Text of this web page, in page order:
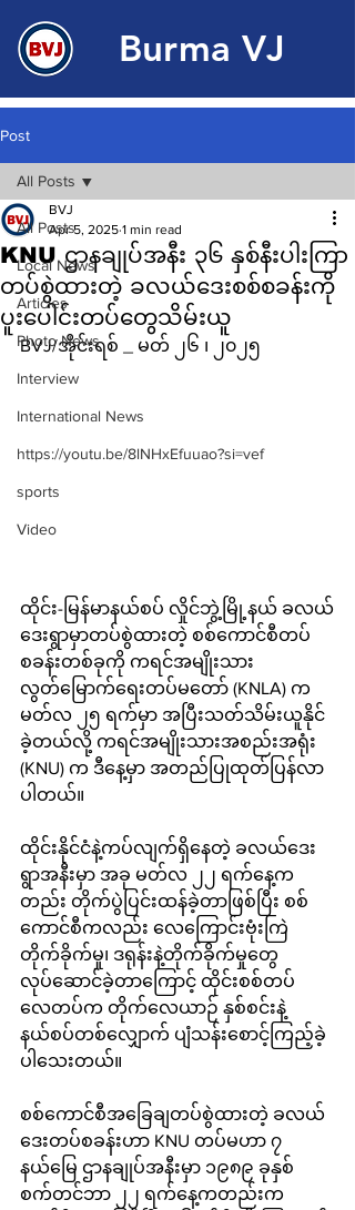
Burma VJ
Post
All Posts
Local News
Articles
Photo News
Interview
International News
https://youtu.be/8lNHxEfuuao?si=vef
sports
Video
All Posts
KNU ဌာနချုပ်အနီး ၃၆ နှစ်နီးပါးကြာ
တပ်စွဲထားတဲ့ ခလယ်ဒေးစစ်စခန်းကို
ပူးပေါင်းတပ်တွေသိမ်းယူ
BVJ
Apr 5, 2025 1 min read
BVJ/အိုင်းရစ် _ မတ် ၂၆ ၊ ၂၀၂၅
ထိုင်း-မြန်မာနယ်စပ် လှိုင်ဘွဲ့မြို့နယ် ခလယ်
ဒေးရွာမှာတပ်စွဲထားတဲ့ စစ်ကောင်စီတပ်
စခန်းတစ်ခုကို ကရင်အမျိုးသား
လွတ်မြောက်ရေးတပ်မတော် (KNLA) က
မတ်လ ၂၅ ရက်မှာ အပြီးသတ်သိမ်းယူနိုင်
ခဲ့တယ်လို့ ကရင်အမျိုးသားအစည်းအရုံး
(KNU) က ဒီနေ့မှာ အတည်ပြုထုတ်ပြန်လာ
ပါတယ်။
ထိုင်းနိုင်ငံနဲ့ကပ်လျက်ရှိနေတဲ့ ခလယ်ဒေး
ရွာအနီးမှာ အခု မတ်လ ၂၂ ရက်နေ့က
တည်း တိုက်ပွဲပြင်းထန်ခဲ့တာဖြစ်ပြီး စစ်
ကောင်စီကလည်း လေကြောင်းဗုံးကြဲ
တိုက်ခိုက်မှု၊ ဒရုန်းနဲ့တိုက်ခိုက်မှုတွေ
လုပ်ဆောင်ခဲ့တာကြောင့် ထိုင်းစစ်တပ်
လေတပ်က တိုက်လေယာဉ် နှစ်စင်းနဲ့
နယ်စပ်တစ်လျှောက် ပျံသန်းစောင့်ကြည့်ခဲ့
ပါသေးတယ်။
စစ်ကောင်စီအခြေချတပ်စွဲထားတဲ့ ခလယ်
ဒေးတပ်စခန်းဟာ KNU တပ်မဟာ ၇
နယ်မြေ ဌာနချုပ်အနီးမှာ ၁၉၈၉ ခုနှစ်
စက်တင်ဘာ ၂၂ ရက်နေ့ကတည်းက